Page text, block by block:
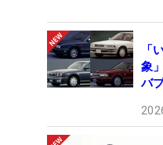
「
象
バ